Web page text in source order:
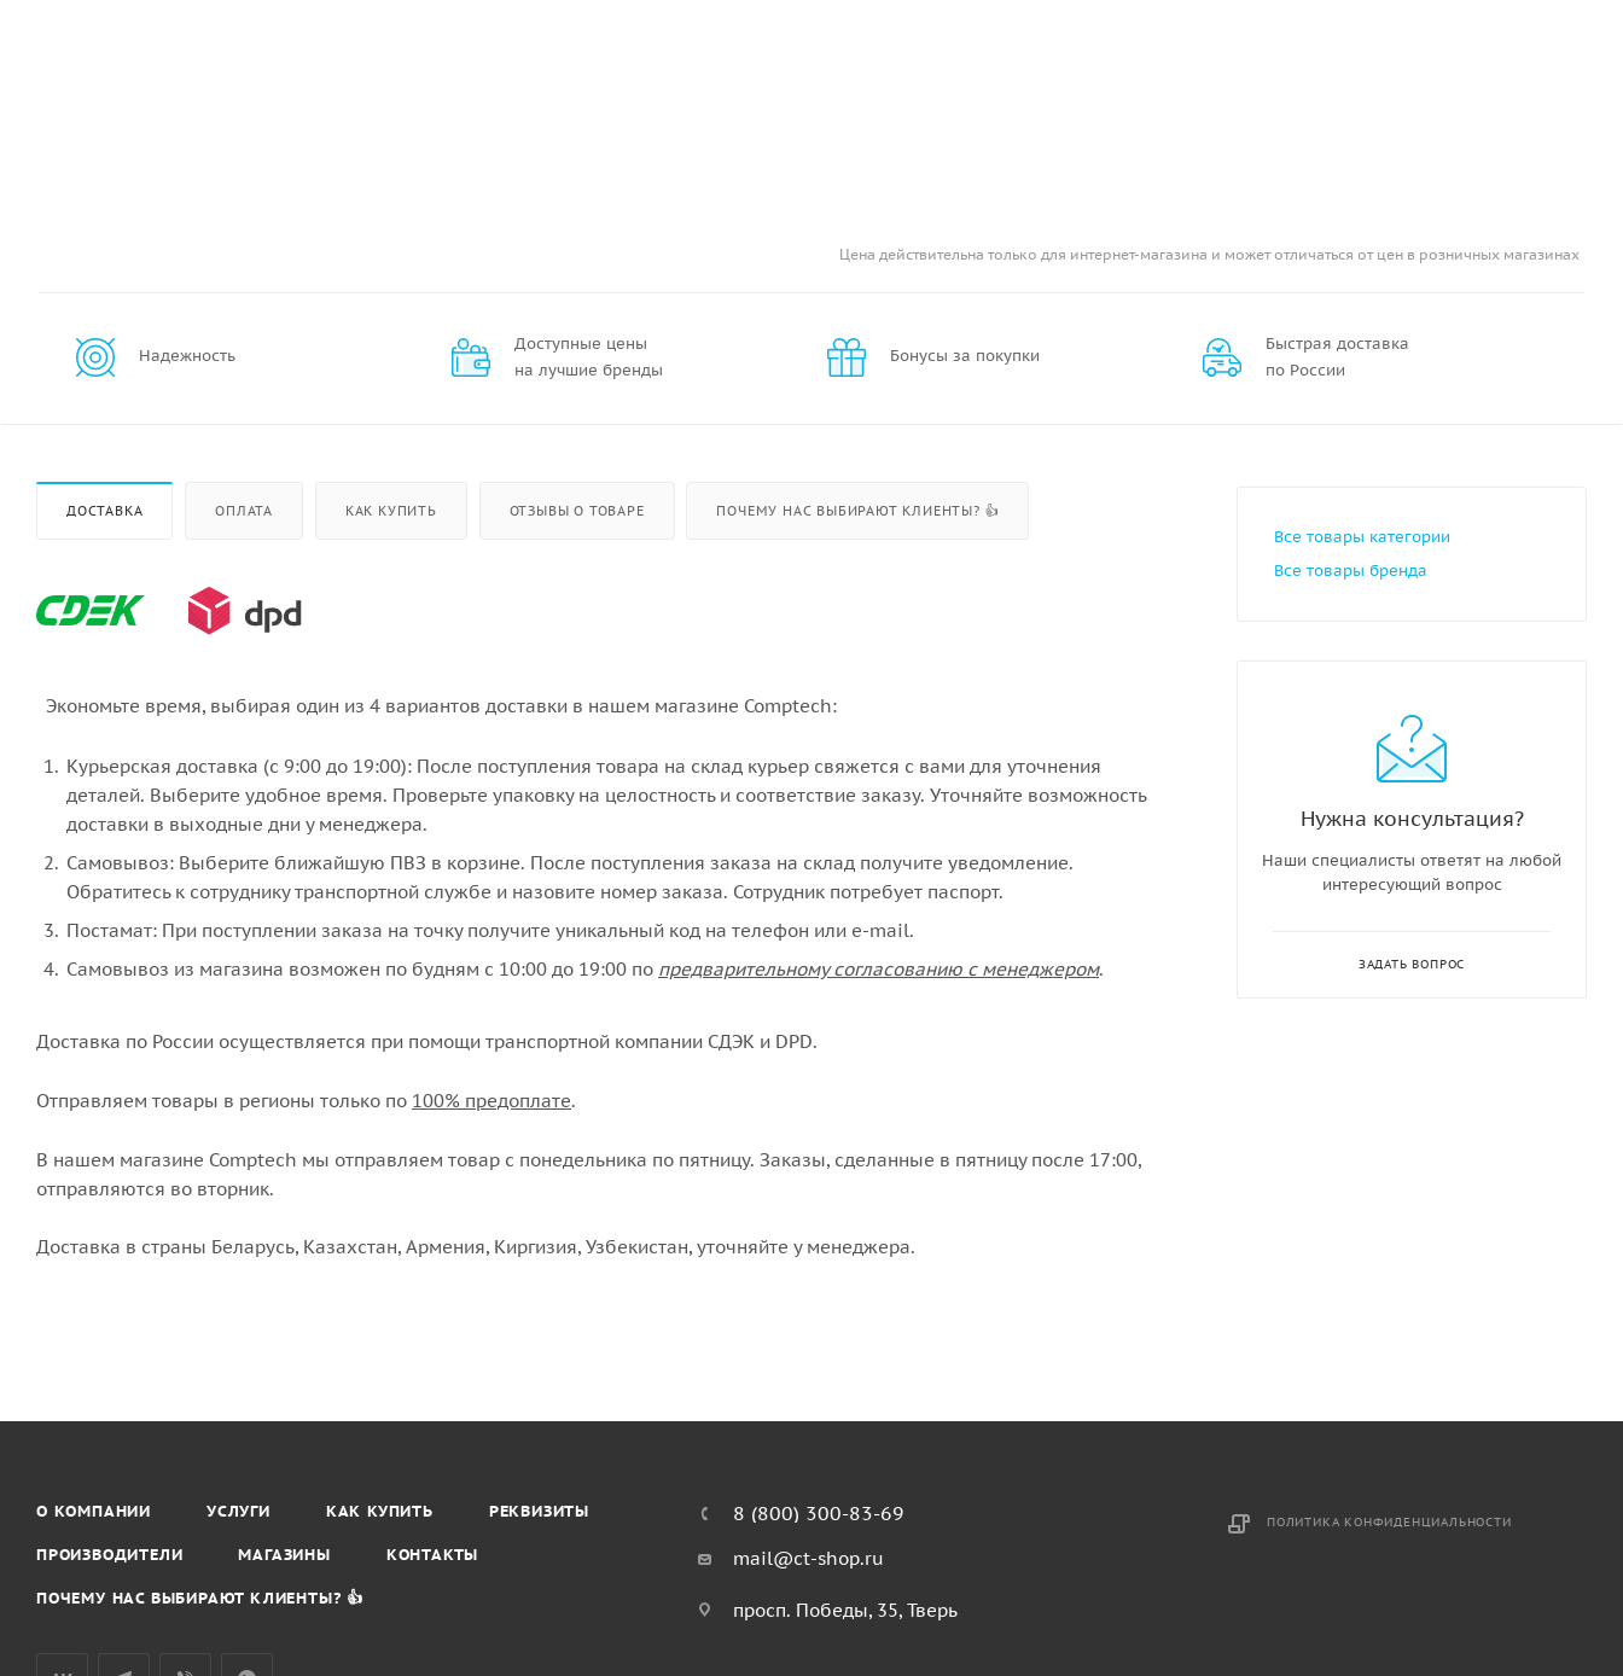
Цена действительна только для интернет-магазина и может отличаться от цен в розничных магазинах
Надежность
Доступные цены
на лучшие бренды
Бонусы за покупки
Быстрая доставка
по России
ДОСТАВКА ОПЛАТА КАК КУПИТЬ ОТЗЫВЫ О ТОВАРЕ ПОЧЕМУ НАС ВЫБИРАЮТ КЛИЕНТЫ? 👍
Экономьте время, выбирая один из 4 вариантов доставки в нашем магазине Comptech:
Курьерская доставка (с 9:00 до 19:00): После поступления товара на склад курьер свяжется с вами для уточнения
деталей. Выберите удобное время. Проверьте упаковку на целостность и соответствие заказу. Уточняйте возможность
доставки в выходные дни у менеджера.
Самовывоз: Выберите ближайшую ПВЗ в корзине. После поступления заказа на склад получите уведомление.
Обратитесь к сотруднику транспортной службе и назовите номер заказа. Сотрудник потребует паспорт.
Постамат: При поступлении заказа на точку получите уникальный код на телефон или e-mail.
Самовывоз из магазина возможен по будням с 10:00 до 19:00 по предварительному согласованию с менеджером.
Доставка по России осуществляется при помощи транспортной компании СДЭК и DPD.
Отправляем товары в регионы только по 100% предоплате.
В нашем магазине Comptech мы отправляем товар с понедельника по пятницу. Заказы, сделанные в пятницу после 17:00,
отправляются во вторник.
Доставка в страны Беларусь, Казахстан, Армения, Киргизия, Узбекистан, уточняйте у менеджера.
Все товары категории
Все товары бренда
Нужна консультация?
Наши специалисты ответят на любой
интересующий вопрос
ЗАДАТЬ ВОПРОС
О КОМПАНИИ УСЛУГИ КАК КУПИТЬ РЕКВИЗИТЫ
ПРОИЗВОДИТЕЛИ МАГАЗИНЫ КОНТАКТЫ
ПОЧЕМУ НАС ВЫБИРАЮТ КЛИЕНТЫ? 👍
8 (800) 300-83-69
mail@ct-shop.ru
просп. Победы, 35, Тверь
ПОЛИТИКА КОНФИДЕНЦИАЛЬНОСТИ